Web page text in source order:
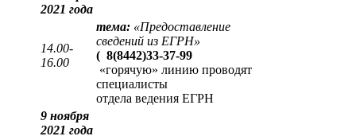
2021 года
14.00-
16.00
тема: «Предоставление
сведений из ЕГРН»
( 8(8442)33-37-99
«горячую» линию проводят
специалисты
отдела ведения ЕГРН
9 ноября
2021 года